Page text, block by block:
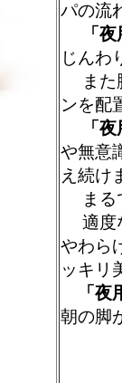
パの流
「
じんわ
また
ンを配
「
や無意
え続け
まる
適度
やわら
ッキリ
「
朝の脚